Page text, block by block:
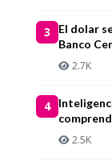
3
El dolar
Banco
2.7K
4
2.5K